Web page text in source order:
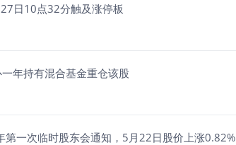
日10点32分触及涨停板
年持有混合基金重仓该股
一次临时股东会通知，5月22日股价上涨0.82%